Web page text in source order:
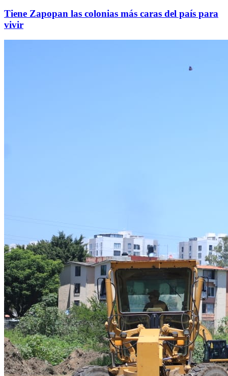
Tiene Zapopan las colonias más caras del país para
vivir